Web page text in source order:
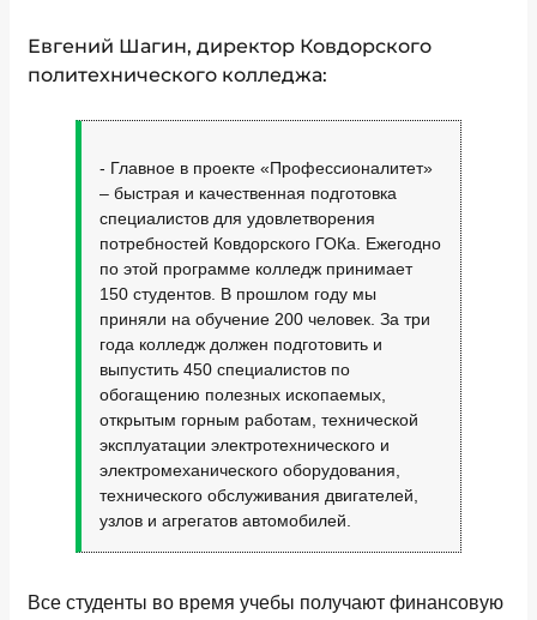
Евгений Шагин, директор Ковдорского
политехнического колледжа:
- Главное в проекте «Профессионалитет»
– быстрая и качественная подготовка
специалистов для удовлетворения
потребностей Ковдорского ГОКа. Ежегодно
по этой программе колледж принимает
150 студентов. В прошлом году мы
приняли на обучение 200 человек. За три
года колледж должен подготовить и
выпустить 450 специалистов по
обогащению полезных ископаемых,
открытым горным работам, технической
эксплуатации электротехнического и
электромеханического оборудования,
технического обслуживания двигателей,
узлов и агрегатов автомобилей.
Все студенты во время учебы получают финансовую